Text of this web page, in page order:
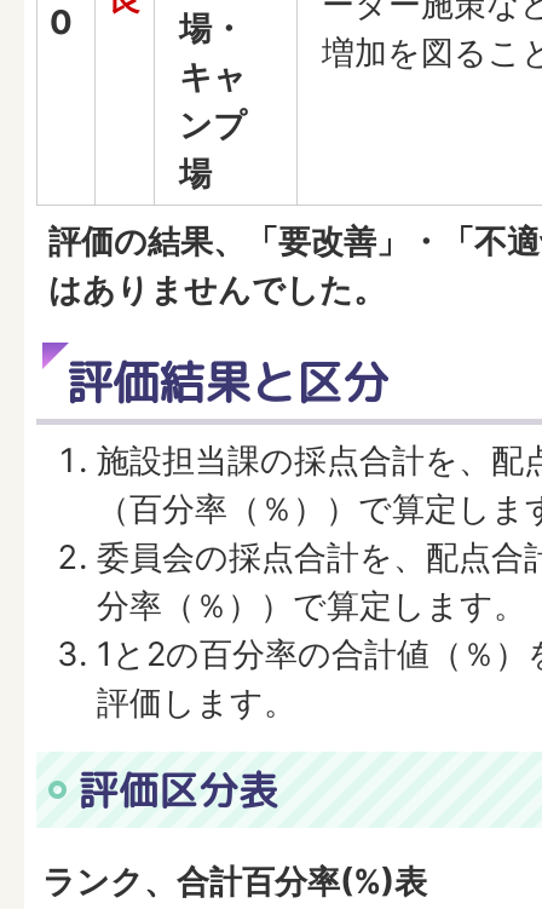
0
場・
キャ
ンプ
場
増加を図るこ
評価の結果、「要改善」・「不
はありませんでした。
評価結果と区分
施設担当課の採点合計を、配
（百分率（％））で算定しま
委員会の採点合計を、配点合
分率（％））で算定します。
1と2の百分率の合計値（％
評価します。
評価区分表
ランク、合計百分率(%)表